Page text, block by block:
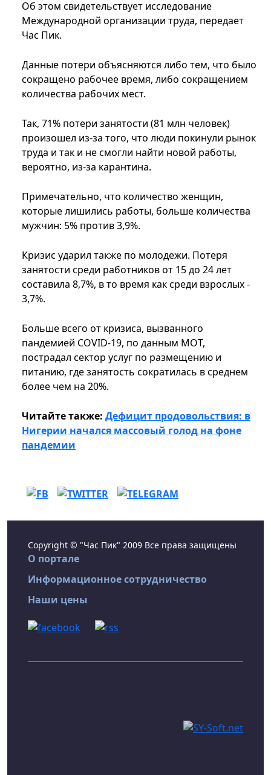
Об этом свидетельствует исследование
Международной организации труда, передает
Час Пик.
Данные потери объясняются либо тем, что было
сокращено рабочее время, либо сокращением
количества рабочих мест.
Так, 71% потери занятости (81 млн человек)
произошел из-за того, что люди покинули рынок
труда и так и не смогли найти новой работы,
вероятно, из-за карантина.
Примечательно, что количество женщин,
которые лишились работы, больше количества
мужчин: 5% против 3,9%.
Кризис ударил также по молодежи. Потеря
занятости среди работников от 15 до 24 лет
составила 8,7%, в то время как среди взрослых -
3,7%.
Больше всего от кризиса, вызванного
пандемией COVID-19, по данным МОТ,
пострадал сектор услуг по размещению и
питанию, где занятость сократилась в среднем
более чем на 20%.
Читайте также: Дефицит продовольствия: в
Нигерии начался массовый голод на фоне
пандемии
Copyright © "Час Пик" 2009 Все права защищены
О портале
Информационное сотрудничество
Наши цены